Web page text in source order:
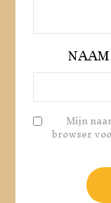
NAAM
Mijn
browser